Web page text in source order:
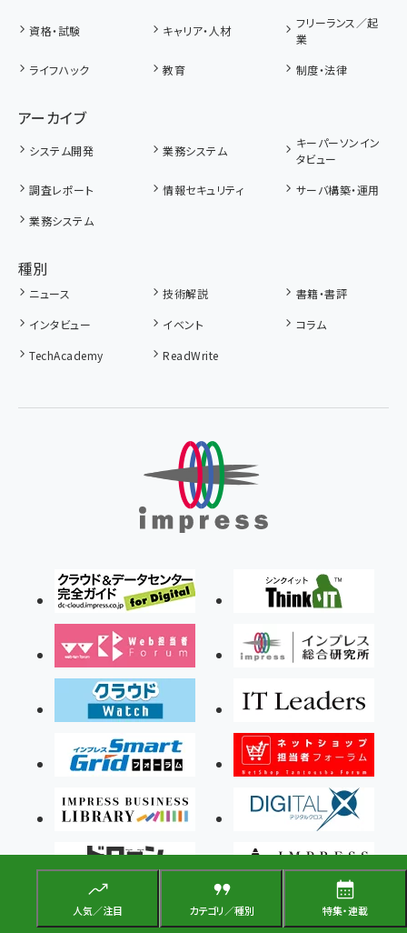
人気／注目 カテゴリ／種別 特集・連載
資格・試験 キャリア・人材
フリーランス／起
業
ライフハック
教育 制度・法律
アーカイブ
システム開発 業務システム
キーパーソンイン
タビュー
調査レポート
情報セキュリティ
サーバ構築・運用
業務システム
種別
ニュース 技術解説
書籍・書評
インタビュー
イベント
コラム
TechAcademy
ReadWrite